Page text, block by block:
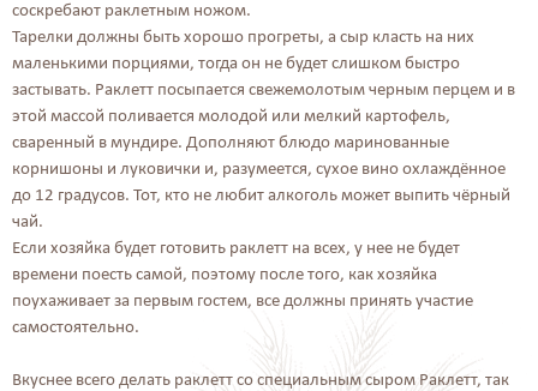
соскребают раклетным ножом.
Тарелки должны быть хорошо прогреты, а сыр класть на них
маленькими порциями, тогда он не будет слишком быстро
застывать. Раклетт посыпается свежемолотым черным перцем и в
этой массой поливается молодой или мелкий картофель,
сваренный в мундире. Дополняют блюдо маринованные
корнишоны и луковички и, разумеется, сухое вино охлаждённое
до 12 градусов. Тот, кто не любит алкоголь может выпить чёрный
чай.
Если хозяйка будет готовить раклетт на всех, у нее не будет
времени поесть самой, поэтому после того, как хозяйка
поухаживает за первым гостем, все должны принять участие
самостоятельно.
Вкуснее всего делать раклетт со специальным сыром Раклетт, так